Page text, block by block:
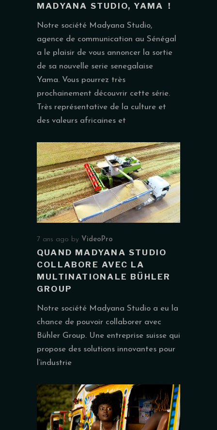
MADYANA STUDIO, YAMA !
Notre société Madyana Studio,
agence de communication au Sénégal
a le plaisir de vous annoncer la sortie
de sa nouvelle serie senegalaise
Yama. Vous pourrez très
prochainement découvrir cette série.
Très représentative de la culture et
des valeurs africaines et
7 ans ago by VideoPro
QUAND MADYANA STUDIO
COLLABORE AVEC LA
MULTINATIONALE BÜHLER
GROUP
Notre société Madyana Studio a eu la
chance de pouvoir collaborer avec
Bühler Group. Une entreprise suisse qui
propose des solutions innovantes pour
l’industrie